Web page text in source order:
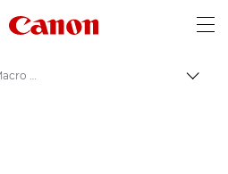
Canon Logo, back